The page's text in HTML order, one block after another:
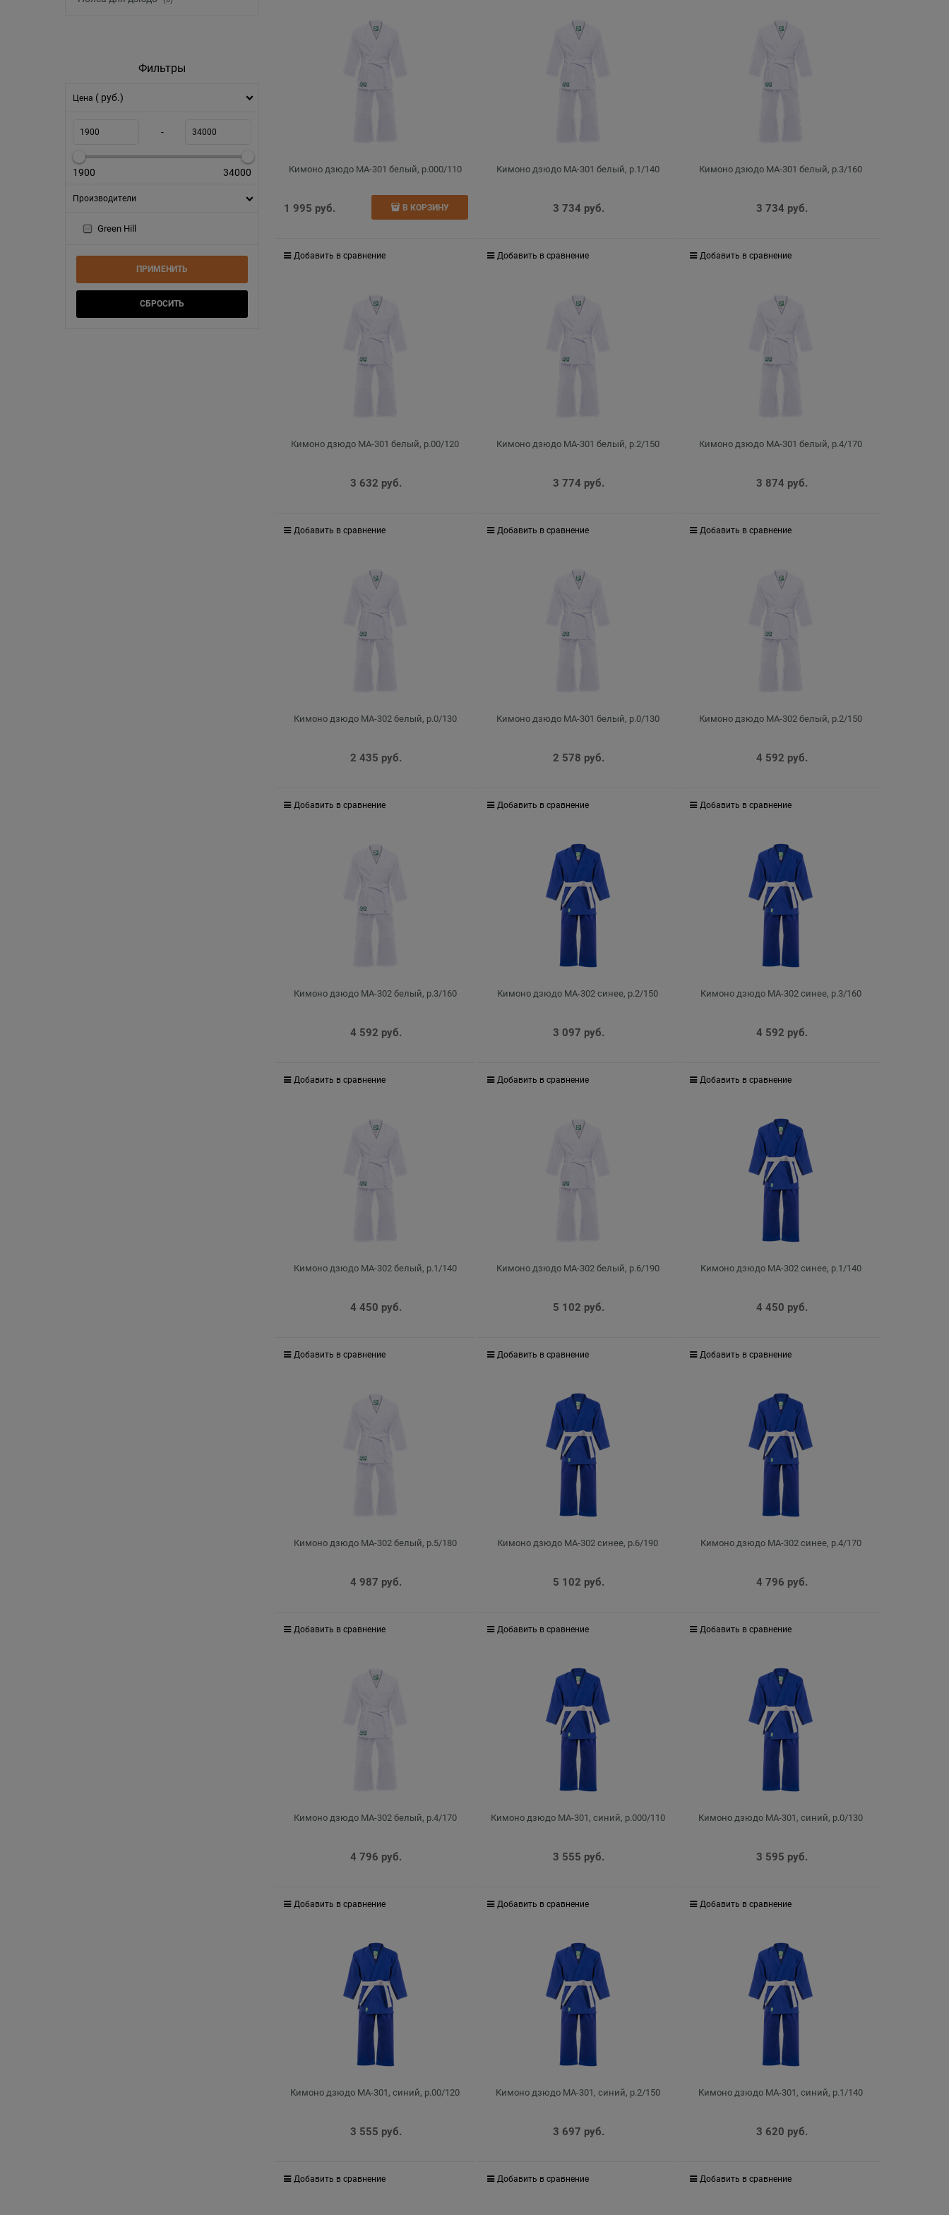
Фильтры
Цена ( руб.)
-
1900 34000
Производители
Green Hill
Кимоно дзюдо MA-301 белый, р.000/110
1 995 руб. В КОРЗИНУ
Добавить в сравнение
Кимоно дзюдо MA-301 белый, р.1/140
3 734 руб.
Добавить в сравнение
Кимоно дзюдо MA-301 белый, р.3/160
3 734 руб.
Добавить в сравнение
Кимоно дзюдо MA-301 белый, р.00/120
3 632 руб.
Добавить в сравнение
Кимоно дзюдо MA-301 белый, р.2/150
3 774 руб.
Добавить в сравнение
Кимоно дзюдо MA-301 белый, р.4/170
3 874 руб.
Добавить в сравнение
Кимоно дзюдо MA-302 белый, р.0/130
2 435 руб.
Добавить в сравнение
Кимоно дзюдо MA-301 белый, р.0/130
2 578 руб.
Добавить в сравнение
Кимоно дзюдо MA-302 белый, р.2/150
4 592 руб.
Добавить в сравнение
Кимоно дзюдо MA-302 белый, р.3/160
4 592 руб.
Добавить в сравнение
Кимоно дзюдо MA-302 синее, р.2/150
3 097 руб.
Добавить в сравнение
Кимоно дзюдо MA-302 синее, р.3/160
4 592 руб.
Добавить в сравнение
Кимоно дзюдо MA-302 белый, р.1/140
4 450 руб.
Добавить в сравнение
Кимоно дзюдо MA-302 белый, р.6/190
5 102 руб.
Добавить в сравнение
Кимоно дзюдо MA-302 синее, р.1/140
4 450 руб.
Добавить в сравнение
Кимоно дзюдо MA-302 белый, р.5/180
4 987 руб.
Добавить в сравнение
Кимоно дзюдо MA-302 синее, р.6/190
5 102 руб.
Добавить в сравнение
Кимоно дзюдо MA-302 синее, р.4/170
4 796 руб.
Добавить в сравнение
Кимоно дзюдо MA-302 белый, р.4/170
4 796 руб.
Добавить в сравнение
Кимоно дзюдо MA-301, синий, р.000/110
3 555 руб.
Добавить в сравнение
Кимоно дзюдо MA-301, синий, р.0/130
3 595 руб.
Добавить в сравнение
Кимоно дзюдо MA-301, синий, р.00/120
3 555 руб.
Добавить в сравнение
Кимоно дзюдо MA-301, синий, р.2/150
3 697 руб.
Добавить в сравнение
Кимоно дзюдо MA-301, синий, р.1/140
3 620 руб.
Добавить в сравнение